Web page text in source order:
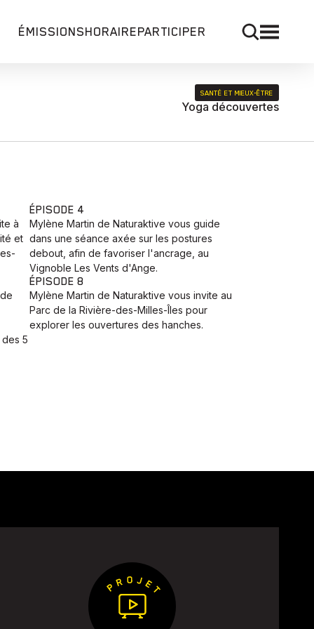
ÉMISSIONSHORAIREPARTICIPER
SANTÉ ET MIEUX‑ÊTRE
Yoga découvertes
à
et
ÉPISODE 4
Mylène Martin de Naturaktive vous guide
dans une séance axée sur les postures
debout, afin de favoriser l'ancrage, au
Vignoble Les Vents d'Ange.
5
ÉPISODE 8
Mylène Martin de Naturaktive vous invite au
Parc de la Rivière-des-Milles-Îles pour
explorer les ouvertures des hanches.